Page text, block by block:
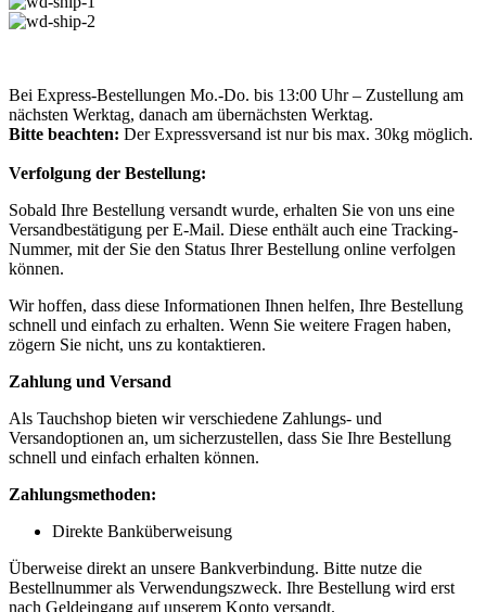
Bei Express-Bestellungen Mo.-Do. bis 13:00 Uhr – Zustellung am
nächsten Werktag, danach am übernächsten Werktag.
Bitte beachten: Der Expressversand ist nur bis max. 30kg möglich.
Verfolgung der Bestellung:
Sobald Ihre Bestellung versandt wurde, erhalten Sie von uns eine
Versandbestätigung per E-Mail. Diese enthält auch eine Tracking-
Nummer, mit der Sie den Status Ihrer Bestellung online verfolgen
können.
Wir hoffen, dass diese Informationen Ihnen helfen, Ihre Bestellung
schnell und einfach zu erhalten. Wenn Sie weitere Fragen haben,
zögern Sie nicht, uns zu kontaktieren.
Zahlung und Versand
Als Tauchshop bieten wir verschiedene Zahlungs- und
Versandoptionen an, um sicherzustellen, dass Sie Ihre Bestellung
schnell und einfach erhalten können.
Zahlungsmethoden:
Direkte Banküberweisung
Überweise direkt an unsere Bankverbindung. Bitte nutze die
Bestellnummer als Verwendungszweck. Ihre Bestellung wird erst
nach Geldeingang auf unserem Konto versandt.